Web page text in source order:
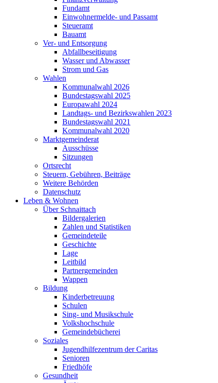
Fundamt
Einwohnermelde- und Passamt
Steueramt
Bauamt
Ver- und Entsorgung
Abfallbeseitigung
Wasser und Abwasser
Strom und Gas
Wahlen
Kommunalwahl 2026
Bundestagswahl 2025
Europawahl 2024
Landtags- und Bezirkswahlen 2023
Bundestagswahl 2021
Kommunalwahl 2020
Marktgemeinderat
Ausschüsse
Sitzungen
Ortsrecht
Steuern, Gebühren, Beiträge
Weitere Behörden
Datenschutz
Leben & Wohnen
Über Schnaittach
Bildergalerien
Zahlen und Statistiken
Gemeindeteile
Geschichte
Lage
Leitbild
Partnergemeinden
Wappen
Bildung
Kinderbetreuung
Schulen
Sing- und Musikschule
Volkshochschule
Gemeindebücherei
Soziales
Jugendhilfezentrum der Caritas
Senioren
Friedhöfe
Gesundheit